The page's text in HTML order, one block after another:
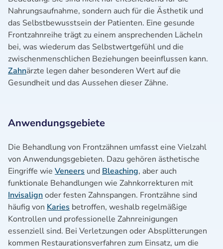
Nahrungsaufnahme, sondern auch für die Ästhetik und
das Selbstbewusstsein der Patienten. Eine gesunde
Frontzahnreihe trägt zu einem ansprechenden Lächeln
bei, was wiederum das Selbstwertgefühl und die
zwischenmenschlichen Beziehungen beeinflussen kann.
Zahnärzte legen daher besonderen Wert auf die
Gesundheit und das Aussehen dieser Zähne.
Anwendungsgebiete
Die Behandlung von Frontzähnen umfasst eine Vielzahl
von Anwendungsgebieten. Dazu gehören ästhetische
Eingriffe wie Veneers und Bleaching, aber auch
funktionale Behandlungen wie Zahnkorrekturen mit
Invisalignoder festen Zahnspangen. Frontzähne sind
häufig von Karies betroffen, weshalb regelmäßige
Kontrollen und professionelle Zahnreinigungen
essenziell sind. Bei Verletzungen oder Absplitterungen
kommen Restaurationsverfahren zum Einsatz, um die